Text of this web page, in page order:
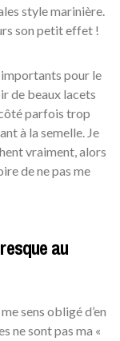
style marinière.
son petit effet !
importants pour le
de beaux lacets
parfois trop
à la semelle. Je
vraiment, alors
de ne pas me
au
sens obligé d’en
ne sont pas ma «